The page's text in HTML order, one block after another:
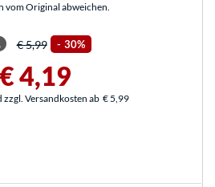
vom Original abweichen.
€ 5,99 - 30%
€ 4,19
zzgl. Versandkosten ab € 5,99